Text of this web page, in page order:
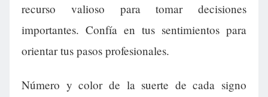
recurso valioso para tomar decisiones
importantes. Confía en tus sentimientos para
orientar tus pasos profesionales.
Número y color de la suerte de cada signo